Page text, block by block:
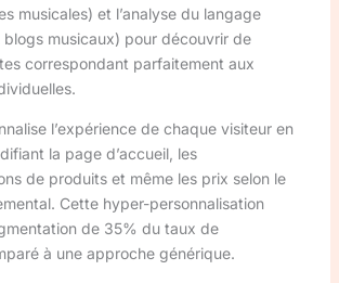
musicales) et l’analyse du langage
blogs musicaux) pour découvrir de
correspondant parfaitement aux
l’expérience de chaque visiteur en
la page d’accueil, les
de produits et même les prix selon le
Cette hyper-personnalisation
de 35% du taux de
à une approche générique.